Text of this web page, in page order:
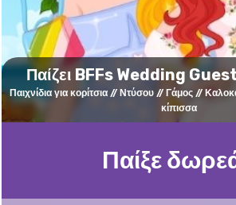
Παίζει BFFs Wedding
Παιχνίδια για κορίτσια Ντύσου Γάμος
κίπισσα
Παίξε